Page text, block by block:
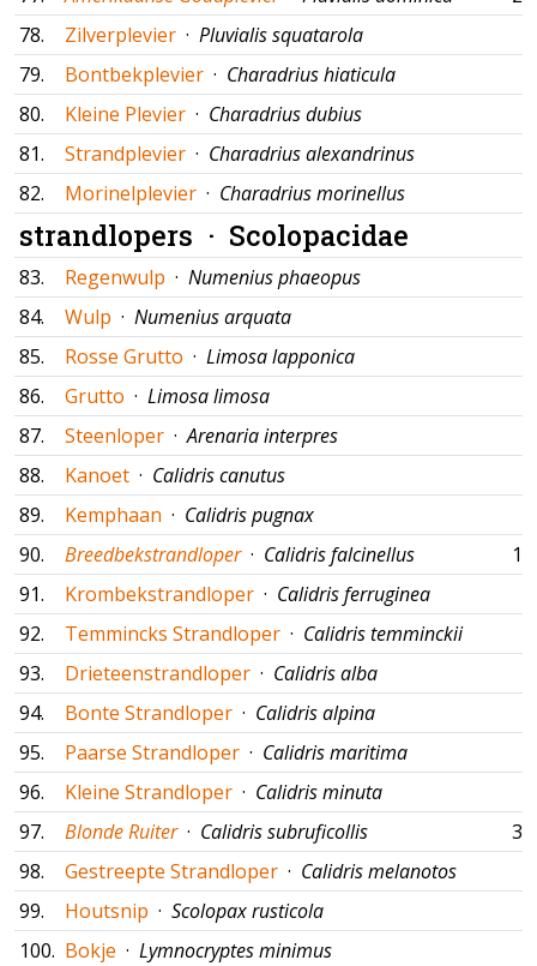
78.
Zilverplevier · Pluvialis squatarola
79.
Bontbekplevier · Charadrius hiaticula
80.
Kleine Plevier · Charadrius dubius
81.
Strandplevier · Charadrius alexandrinus
82.
Morinelplevier · Charadrius morinellus
strandlopers · Scolopacidae
83. Regenwulp · Numenius phaeopus
84.
Wulp · Numenius arquata
85.
Rosse Grutto · Limosa lapponica
86.
Grutto · Limosa limosa
87.
Steenloper ·Arenaria interpres
88.
Kanoet · Calidris canutus
89.
Kemphaan · Calidris pugnax
90.
Breedbekstrandloper · Calidris falcinellus
91.
Krombekstrandloper · Calidris ferruginea
92.
Temmincks Strandloper · Calidris temminckii
93.
Drieteenstrandloper · Calidris alba
94.
Bonte Strandloper · Calidris alpina
95.
Paarse Strandloper · Calidris maritima
96.
Kleine Strandloper · Calidris minuta
97.
Blonde Ruiter · Calidris subruficollis
98.
Gestreepte Strandloper · Calidris melanotos
99.
Houtsnip · Scolopax rusticola
100. Bokje · Lymnocryptes minimus